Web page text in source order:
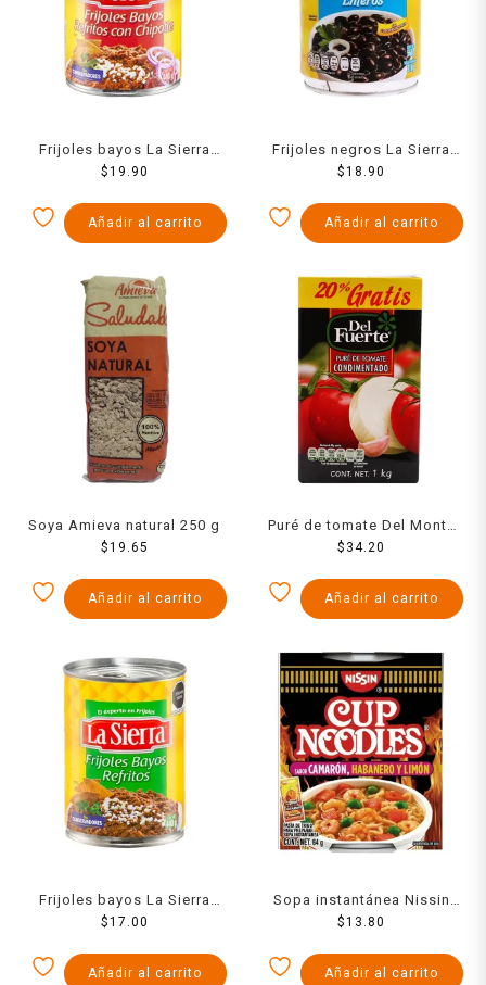
Frijoles bayos La Sierra
refritos con chipotle en lata
$19.90
Añadir al carrito
Frijoles negros La Sierra
enteros en lata 560 g
$18.90
Añadir al carrito
Soya Amieva natural 250 g
$19.65
Añadir al carrito
Puré de tomate Del Monte
condimentado 1 kg
$ 34.20
Añadir al carrito
Frijoles bayos La Sierra
refritos en lata 440 g
$17.00
Añadir al carrito
Sopa instantánea Nissin
Cup Noodles camarón
$13.80
Añadir al carrito